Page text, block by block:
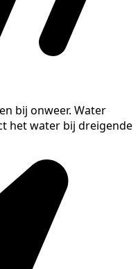
bij onweer. Water
het water bij dreigende